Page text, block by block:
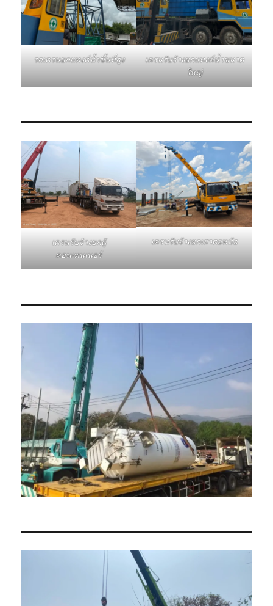
รถเครนยกแทงค์น้ำขึ้นที่สูง
เครนรับจ้างยกแทงค์น้ำขนาด
ใหญ่
เครนรับจ้างยกตู้
คอนเทนเนอร์
เครนรับจ้างยกเสาตอหม้อ